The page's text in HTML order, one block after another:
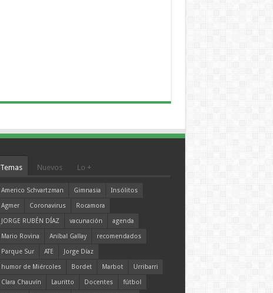
Temas Nuevos Lo +
Americo Schvartzman Gimnasia
Insólitos
Agmer
Coronavirus
Rocamora
JORGE RUBÉN DÍAZ
vacunación
agenda
Mario Rovina
Aníbal Gallay
recomendados
Parque Sur
ATE
Jorge Díaz
humor de Miércoles
Bordet Marbot
Urribarri
Clara Chauvín
Lauritto Docentes
fútbol